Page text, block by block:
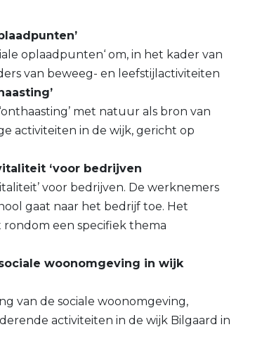
oplaadpunten‘ om, in het kader van
van beweeg- en leefstijlactiviteiten
met natuur als bron van
activiteiten in de wijk, gericht op
‘voor bedrijven
voor bedrijven. De werknemers
gaat naar het bedrijf toe. Het
een specifiek thema
woonomgeving in wijk
van de sociale woonomgeving,
activiteiten in de wijk Bilgaard in